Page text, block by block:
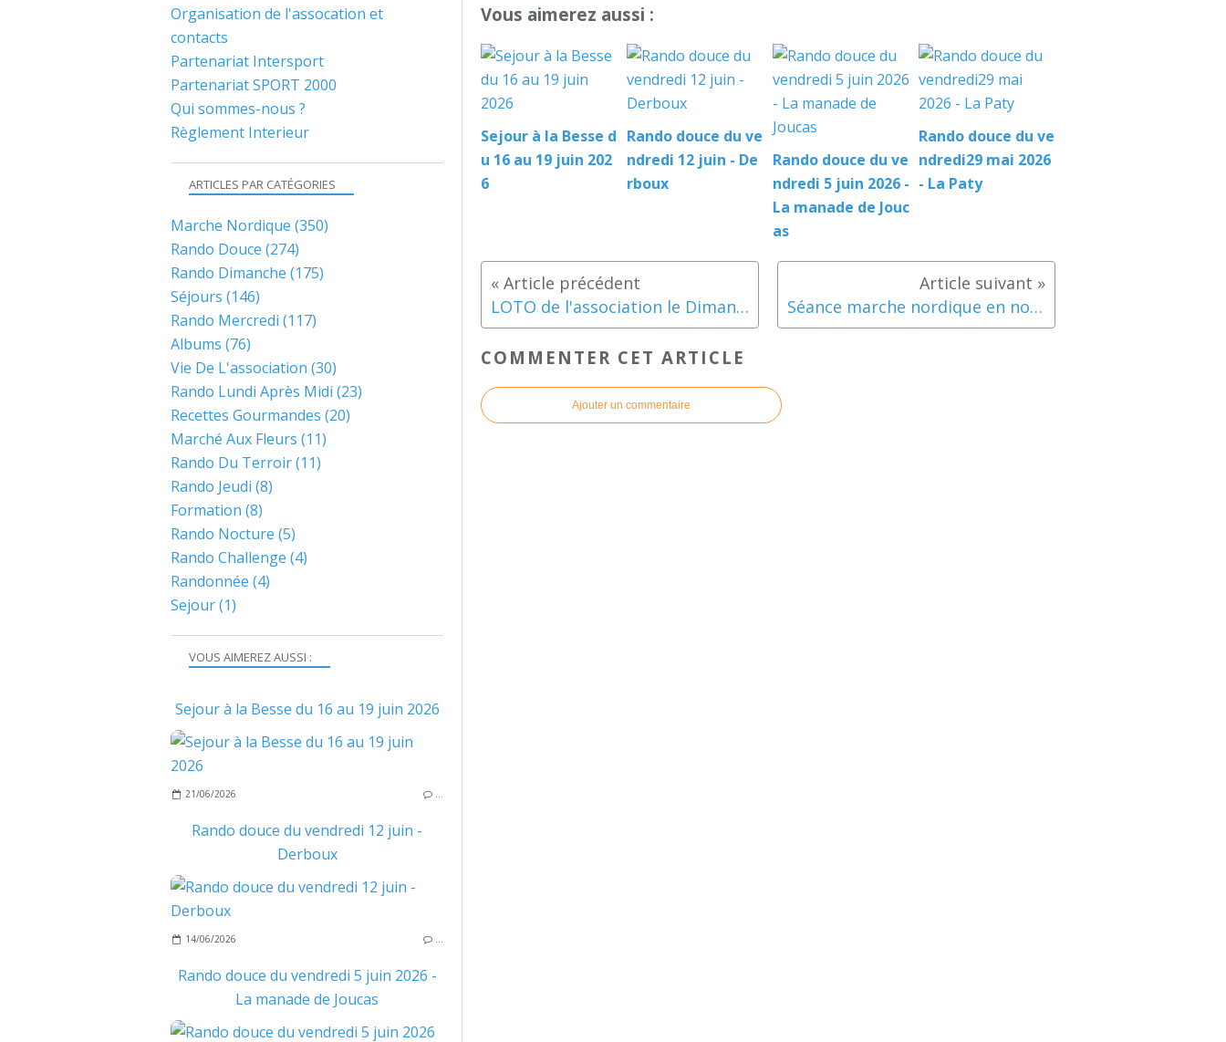
Vous aimerez aussi :
Sejour à la Besse d
u 16 au 19 juin 202
6
Rando douce du ve
ndredi 12 juin - De
rboux
Rando douce du ve
ndredi 5 juin 2026 -
La manade de Jouc
as
Rando douce du ve
ndredi29 mai 2026
- La Paty
LOTO de l'association le Dimanche 20 octobre 2019 Séance marche nordique en nocturne
COMMENTER CET ARTICLE
Ajouter un commentaire
VOUS AIMEREZ AUSSI :
Sejour à la Besse du 16 au 19 juin 2026
21/06/2026 …
Rando douce du vendredi 12 juin -
Derboux
14/06/2026 …
Rando douce du vendredi 5 juin 2026 -
La manade de Joucas
Organisation de l'assocation et
contacts
Partenariat Intersport
Partenariat SPORT 2000
Qui sommes-nous ?
Règlement Interieur
ARTICLES PAR CATÉGORIES
Marche Nordique (350)
Rando Douce (274)
Rando Dimanche (175)
Séjours (146)
Rando Mercredi (117)
Albums (76)
Vie De L'association (30)
Rando Lundi Après Midi (23)
Recettes Gourmandes (20)
Marché Aux Fleurs (11)
Rando Du Terroir(11)
Rando Jeudi (8)
Formation (8)
Rando Nocture (5)
Rando Challenge (4)
Randonnée (4)
Sejour(1)